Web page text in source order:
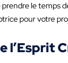
le temps
pour votre
l’Esprit